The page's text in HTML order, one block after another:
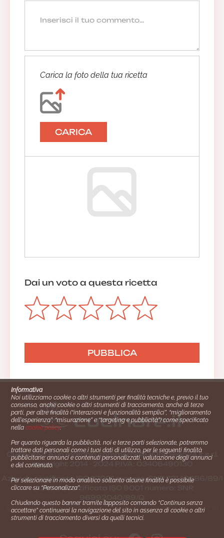
Carica la foto della tua ricetta
CARICA
Dai un voto a questa ricetta
Cucinare.it è un marchio commerciale di Impiego24.it s.r.l.
copyright 2014 - 2024 P.IVA: 03406490130
Azienda certiﬁcata ISO 27001 numero: SNR 73140386/89/I
- Azienda certiﬁcata ISO 9001 numero: SNR
Gestione consensi e categorie merceologiche marketing
Informativa
Noi utilizziamo cookie o altri strumenti per finalità tecniche e, previo il tuo
consenso, anche cookie o altri strumenti di tracciamento, anche di terze
parti, per altre finalità (“interazioni e funzionalità semplici”, “miglioramento
dell'esperienza”, “misurazione” e “targeting e pubblicità”) come specificato
nellacookie policy.
Per quanto riguarda la pubblicità, noi e terze parti selezionate, potremmo
trattare dati personali come i tuoi dati di utilizzo, per le seguenti finalità
pubblicitarie: annunci e contenuti personalizzati, valutazione degli annunci
e del contenuto.
Per selezionare in modo analitico soltanto alcune finalità è possibile
cliccare su “Personalizza”.
Chiudendo questo banner tramite l’apposito comando “Continua senza
accettare” continuerai la navigazione del sito in assenza di cookie o altri
strumenti di tracciamento diversi da quelli tecnici.